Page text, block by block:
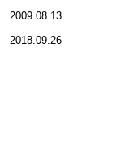
2009.08.13
2018.09.26